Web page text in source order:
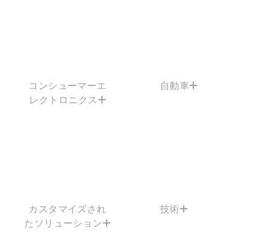
コンシューマーエ
レクトロニクス
自動車
カスタマイズされ
たソリューション
技術